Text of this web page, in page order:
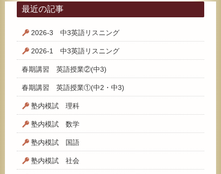
最近の記事
2026-3 中3英語リスニング
2026-1 中3英語リスニング
春期講習 英語授業②(中3)
春期講習 英語授業①(中2・中3)
塾内模試 理科
塾内模試 数学
塾内模試 国語
塾内模試 社会